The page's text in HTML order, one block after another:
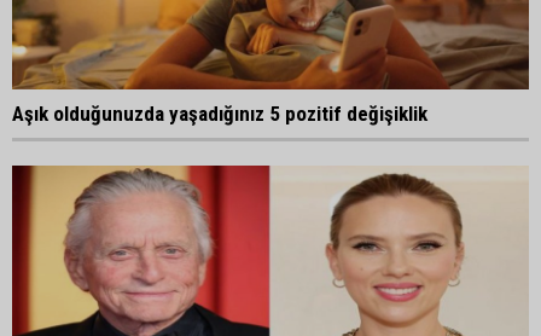
Aşık olduğunuzda yaşadığınız 5 pozitif değişiklik